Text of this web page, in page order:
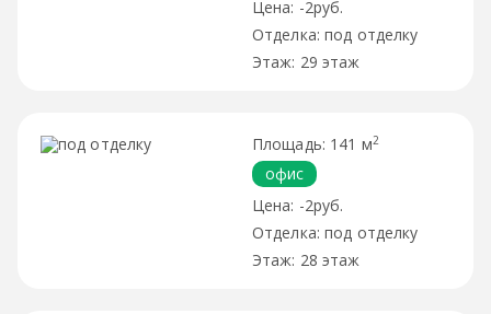
-2руб.
под отделку
29 этаж
141 м2
офис
-2руб.
под отделку
28 этаж